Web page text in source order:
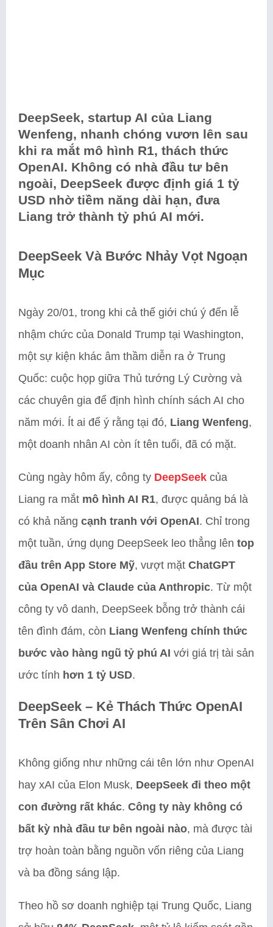
DeepSeek, startup AI của Liang
Wenfeng, nhanh chóng vươn lên sau
khi ra mắt mô hình R1, thách thức
OpenAI. Không có nhà đầu tư bên
ngoài, DeepSeek được định giá 1 tỷ
USD nhờ tiềm năng dài hạn, đưa
Liang trở thành tỷ phú AI mới.
DeepSeek Và Bước Nhảy Vọt Ngoạn
Mục
Ngày 20/01, trong khi cả thế giới chú ý đến lễ
nhậm chức của Donald Trump tại Washington,
một sự kiện khác âm thầm diễn ra ở Trung
Quốc: cuộc họp giữa Thủ tướng Lý Cường và
các chuyên gia để định hình chính sách AI cho
năm mới. Ít ai để ý rằng tại đó, Liang Wenfeng,
một doanh nhân AI còn ít tên tuổi, đã có mặt.
Cùng ngày hôm ấy, công ty DeepSeek của
Liang ra mắt mô hình AI R1, được quảng bá là
có khả năng cạnh tranh với OpenAI. Chỉ trong
một tuần, ứng dụng DeepSeek leo thẳng lên top
đầu trên App Store Mỹ, vượt mặt ChatGPT
của OpenAI và Claude của Anthropic. Từ một
công ty vô danh, DeepSeek bỗng trở thành cái
tên đình đám, còn Liang Wenfeng chính thức
bước vào hàng ngũ tỷ phú AI với giá trị tài sản
ước tính hơn 1 tỷ USD.
DeepSeek – Kẻ Thách Thức OpenAI
Trên Sân Chơi AI
Không giống như những cái tên lớn như OpenAI
hay xAI của Elon Musk, DeepSeek đi theo một
con đường rất khác. Công ty này không có
bất kỳ nhà đầu tư bên ngoài nào, mà được tài
trợ hoàn toàn bằng nguồn vốn riêng của Liang
và ba đồng sáng lập.
Theo hồ sơ doanh nghiệp tại Trung Quốc, Liang